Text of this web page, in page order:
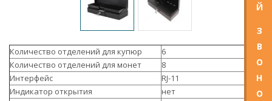
Количество отделений для купюр
6
Количество отделений для монет
8
Интерфейс
RJ-11
Индикатор открытия
нет
Й
З
В
О
Н
О